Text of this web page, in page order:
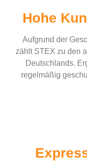
Hohe
Aufgrund der
zählt STEX zu den
Deutschlands.
regelmäßig